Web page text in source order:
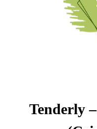
Tenderly